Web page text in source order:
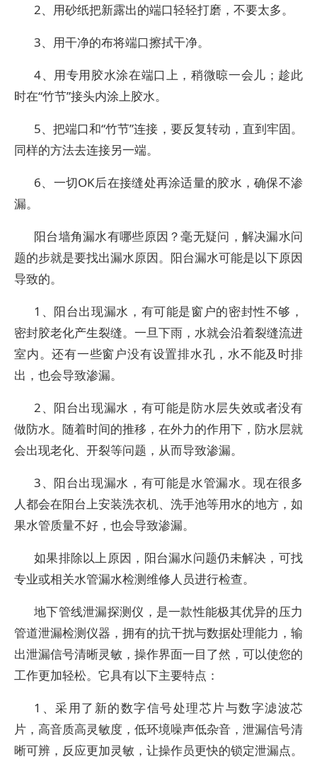
2、用砂纸把新露出的端口轻轻打磨，不要太多。
3、用干净的布将端口擦拭干净。
4、用专用胶水涂在端口上，稍微晾一会儿；趁此
时在“竹节”接头内涂上胶水。
5、把端口和“竹节”连接，要反复转动，直到牢固。
同样的方法去连接另一端。
6、一切OK后在接缝处再涂适量的胶水，确保不渗
漏。
阳台墙角漏水有哪些原因？毫无疑问，解决漏水问
题的步就是要找出漏水原因。阳台漏水可能是以下原因
导致的。
1、阳台出现漏水，有可能是窗户的密封性不够，
密封胶老化产生裂缝。一旦下雨，水就会沿着裂缝流进
室内。还有一些窗户没有设置排水孔，水不能及时排
出，也会导致渗漏。
2、阳台出现漏水，有可能是防水层失效或者没有
做防水。随着时间的推移，在外力的作用下，防水层就
会出现老化、开裂等问题，从而导致渗漏。
3、阳台出现漏水，有可能是水管漏水。现在很多
人都会在阳台上安装洗衣机、洗手池等用水的地方，如
果水管质量不好，也会导致渗漏。
如果排除以上原因，阳台漏水问题仍未解决，可找
专业或相关水管漏水检测维修人员进行检查。
地下管线泄漏探测仪，是一款性能极其优异的压力
管道泄漏检测仪器，拥有的抗干扰与数据处理能力，输
出泄漏信号清晰灵敏，操作界面一目了然，可以使您的
工作更加轻松。它具有以下主要特点：
1、采用了新的数字信号处理芯片与数字滤波芯
片，高音质高灵敏度，低环境噪声低杂音，泄漏信号清
晰可辨，反应更加灵敏，让操作员更快的锁定泄漏点。